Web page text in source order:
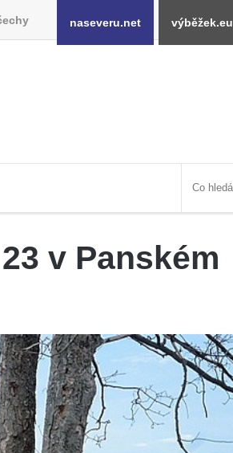
naseveru.net výběžek.eu
v Panském